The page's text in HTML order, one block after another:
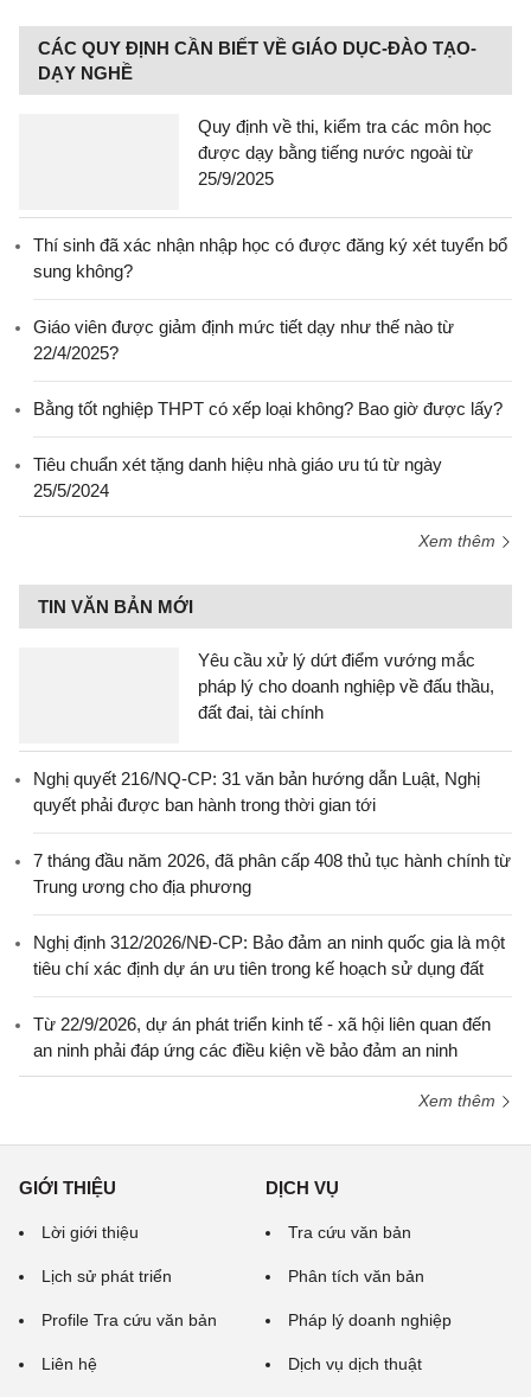
CÁC QUY ĐỊNH CẦN BIẾT VỀ GIÁO DỤC-ĐÀO TẠO-
DẠY NGHỀ
Quy định về thi, kiểm tra các môn học
được dạy bằng tiếng nước ngoài từ
25/9/2025
Thí sinh đã xác nhận nhập học có được đăng ký xét tuyển bổ
sung không?
Giáo viên được giảm định mức tiết dạy như thế nào từ
22/4/2025?
Bằng tốt nghiệp THPT có xếp loại không? Bao giờ được lấy?
Tiêu chuẩn xét tặng danh hiệu nhà giáo ưu tú từ ngày
25/5/2024
Xem thêm
TIN VĂN BẢN MỚI
Yêu cầu xử lý dứt điểm vướng mắc
pháp lý cho doanh nghiệp về đấu thầu,
đất đai, tài chính
Nghị quyết 216/NQ-CP: 31 văn bản hướng dẫn Luật, Nghị
quyết phải được ban hành trong thời gian tới
7 tháng đầu năm 2026, đã phân cấp 408 thủ tục hành chính từ
Trung ương cho địa phương
Nghị định 312/2026/NĐ-CP: Bảo đảm an ninh quốc gia là một
tiêu chí xác định dự án ưu tiên trong kế hoạch sử dụng đất
Từ 22/9/2026, dự án phát triển kinh tế - xã hội liên quan đến
an ninh phải đáp ứng các điều kiện về bảo đảm an ninh
Xem thêm
GIỚI THIỆU
Lời giới thiệu
Lịch sử phát triển
Profile Tra cứu văn bản
Liên hệ
DỊCH VỤ
Tra cứu văn bản
Phân tích văn bản
Pháp lý doanh nghiệp
Dịch vụ dịch thuật